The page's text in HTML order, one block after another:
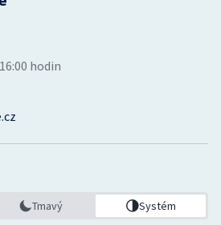
hodin
Tmavý Systém